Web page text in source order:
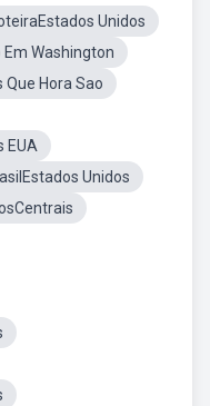
Unidos
Em Washington
Que Hora Sao
EUA
Unidos